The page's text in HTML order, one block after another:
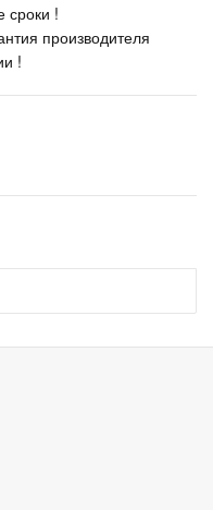
сроки !
производителя
!